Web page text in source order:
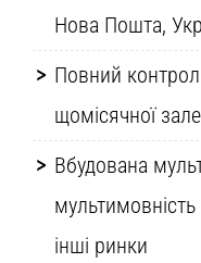
Нова Пошта,
Повний
щомісячної
Вбудована
інші ринки